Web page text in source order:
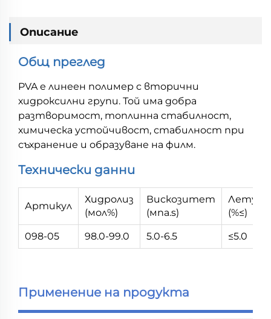
Описание
Общ преглед
PVA е линеен полимер с вторични
хидроксилни групи. Той има добра
разтворимост, топлинна стабилност,
химическа устойчивост, стабилност при
съхранение и образуване на филм.
Технически данни
Артикул
Хидролиз
(мол%)
Вискозитет
(мпа.s)
(%≤)
098-05 98.0-99.0 5.0-6.5 ≤5.0
Применение на продукта